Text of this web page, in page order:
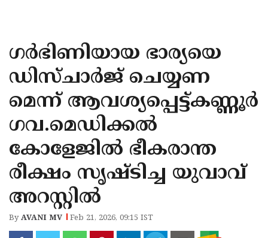
KANNUR
KASARAGOD
ഗർഭിണിയായ ഭാര്യയെ
ഡിസ്ചാർജ് ചെയ്യണ
മെന്ന് ആവശ്യപ്പെട്ട്കണ്ണൂർ
ഗവ.മെഡിക്കൽ
കോളേജിൽ ഭീകരാന്ത
രീക്ഷം സൃഷ്ടിച്ച യുവാവ്
അറസ്റ്റിൽ
ByAVANI MV Feb 21, 2026, 09:15 IST